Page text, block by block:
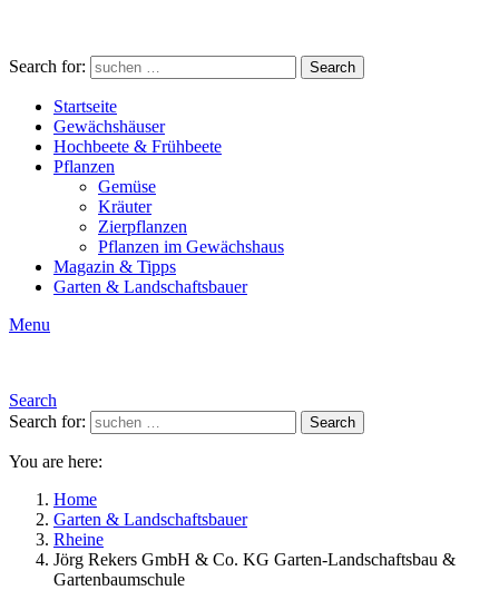
Search for: Search
Startseite
Gewächshäuser
Hochbeete & Frühbeete
Pflanzen
Gemüse
Kräuter
Zierpflanzen
Pflanzen im Gewächshaus
Magazin & Tipps
Garten & Landschaftsbauer
Menu
Search
Search for:
Search
You are here:
Home
Garten & Landschaftsbauer
Rheine
Jörg Rekers GmbH & Co. KG Garten-Landschaftsbau &
Gartenbaumschule